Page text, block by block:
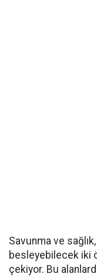
Savunma ve
besleyebilecek iki
çekiyor. Bu